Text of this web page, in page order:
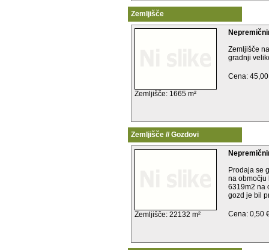
Zemljišče
Zemljišče: 1665 m²
Zemljišče
gradnji
Cena:
Zemljišče // Gozdovi
Zemljišče: 22132 m²
Prodaja se
na območju
6319m2 na
gozd je bil
Cena: 0,50